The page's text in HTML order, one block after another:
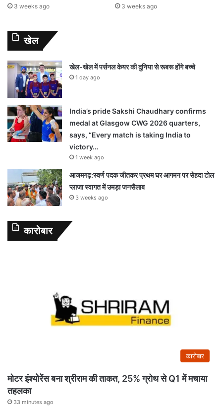
3 weeks ago 3 weeks ago
खेल
खेल-खेल में पर्सनल केयर की दुनिया से रूबरू होंगे बच्चे
1 day ago
India’s pride Sakshi Chaudhary confirms
medal at Glasgow CWG 2026 quarters,
says, “Every match is taking India to
victory…
1 week ago
आजमगढ़:स्वर्ण पदक जीतकर प्रथम घर आगमन पर सेहदा टोल
प्लाजा स्वागत में उमड़ा जनसैलाब
3 weeks ago
कारोबार
कारोबार
मोटर इंश्योरेंस बना श्रीराम की ताकत, 25% ग्रोथ से Q1 में मचाया
तहलका
33 minutes ago